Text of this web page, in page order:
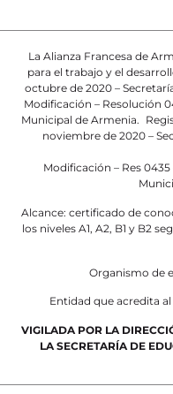
La Alianza Francesa de
para el trabajo y el
octubre de 2020 –
Modificación – Resolución
Municipal de Armenia.
noviembre de 2020 –
Modificación – Res
Alcance: certificado de
los niveles A1, A2, B1 y B2
Organismo de
Entidad que acredita
VIGILADA POR LA
LA SECRETARÍA DE